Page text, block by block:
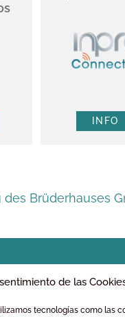
de las
tecnologías como las
INFO
des Brüderhauses